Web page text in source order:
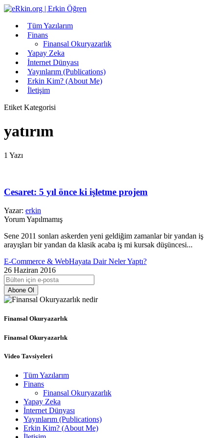
Tüm Yazılarım
Finans
Finansal Okuryazarlık
Yapay Zeka
İnternet Dünyası
Yayınlarım (Publications)
Erkin Kim? (About Me)
İletişim
Etiket Kategorisi
yatırım
1 Yazı
Cesaret: 5 yıl önce ki işletme projem
Yazar: erkin
Yorum Yapılmamış
Sene 2011 sonları askerden yeni geldiğim zamanlar bir yandan iş
arayışları bir yandan da klasik acaba iş mi kursak düşüncesi...
E-Commerce & WebHayata Dair Neler Yaptı?
26 Haziran 2016
Abone Ol
Finansal Okuryazarlık
Finansal Okuryazarlık
Video Tavsiyeleri
Tüm Yazılarım
Finans
Finansal Okuryazarlık
Yapay Zeka
İnternet Dünyası
Yayınlarım (Publications)
Erkin Kim? (About Me)